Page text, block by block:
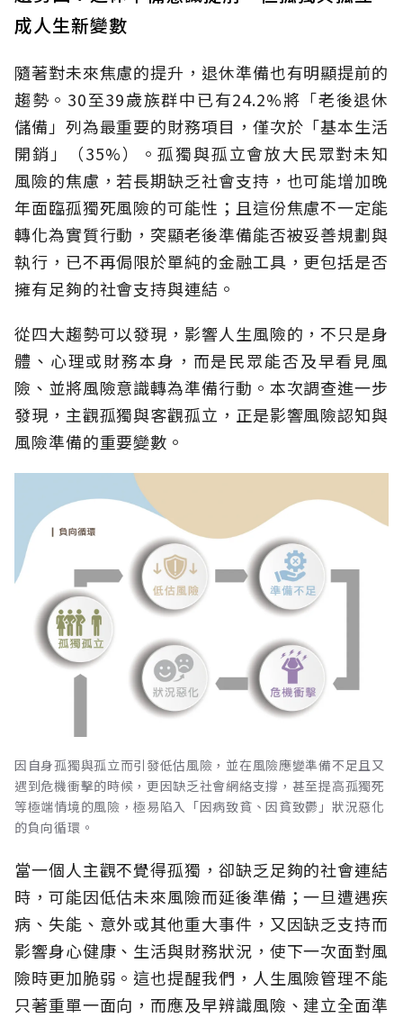
成人生新變數
隨著對未來焦慮的提升，退休準備也有明顯提前的
趨勢。30至39歲族群中已有24.2%將「老後退休
儲備」列為最重要的財務項目，僅次於「基本生活
開銷」（35%）。孤獨與孤立會放大民眾對未知
風險的焦慮，若長期缺乏社會支持，也可能增加晚
年面臨孤獨死風險的可能性；且這份焦慮不一定能
轉化為實質行動，突顯老後準備能否被妥善規劃與
執行，已不再侷限於單純的金融工具，更包括是否
擁有足夠的社會支持與連結。
從四大趨勢可以發現，影響人生風險的，不只是身
體、心理或財務本身，而是民眾能否及早看見風
險、並將風險意識轉為準備行動。本次調查進一步
發現，主觀孤獨與客觀孤立，正是影響風險認知與
風險準備的重要變數。
因自身孤獨與孤立而引發低估風險，並在風險應變準備不足且又
遇到危機衝擊的時候，更因缺乏社會網絡支撐，甚至提高孤獨死
等極端情境的風險，極易陷入「因病致貧、因貧致鬱」狀況惡化
的負向循環。
當一個人主觀不覺得孤獨，卻缺乏足夠的社會連結
時，可能因低估未來風險而延後準備；一旦遭遇疾
病、失能、意外或其他重大事件，又因缺乏支持而
影響身心健康、生活與財務狀況，使下一次面對風
險時更加脆弱。這也提醒我們，人生風險管理不能
只著重單一面向，而應及早辨識風險、建立全面準